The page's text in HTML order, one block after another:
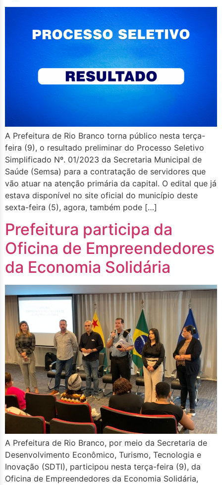
A Prefeitura de Rio Branco torna público nesta terça-
feira (9), o resultado preliminar do Processo Seletivo
Simplificado Nº. 01/2023 da Secretaria Municipal de
Saúde (Semsa) para a contratação de servidores que
vão atuar na atenção primária da capital. O edital que já
estava disponível no site oficial do município deste
sexta-feira (5), agora, também pode […]
Prefeitura participa da
Oficina de Empreendedores
da Economia Solidária
A Prefeitura de Rio Branco, por meio da Secretaria de
Desenvolvimento Econômico, Turismo, Tecnologia e
Inovação (SDTI), participou nesta terça-feira (9), da
Oficina de Empreendedores da Economia Solidária,